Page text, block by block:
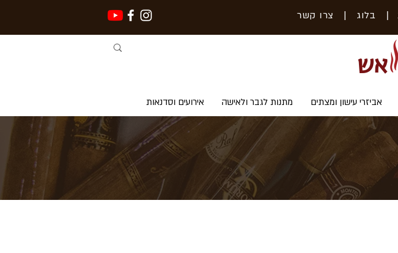
| בלוג | צרו קשר
אש
אביזרי עישון ומצתים מתנות לגבר ולאישה אירועים וסדנאות